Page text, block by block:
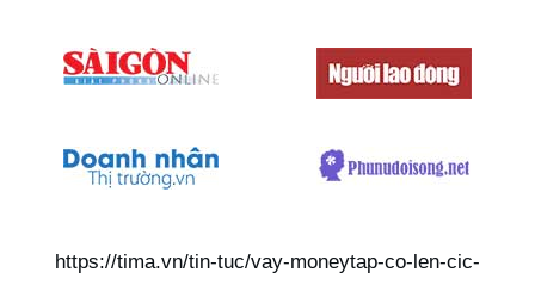
https://tima.vn/tin-tuc/vay-moneytap-co-len-cic-